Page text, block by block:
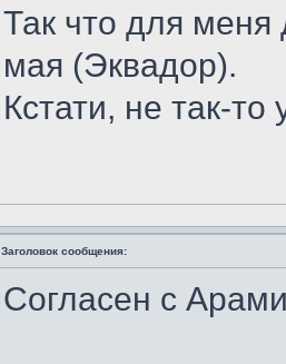
Так что для меня
мая (Эквадор).
Кстати, не так-
Заголовок сообщения:
Согласен с